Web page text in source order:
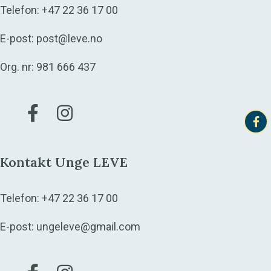
Telefon: +47 22 36 17 00
E-post: post@leve.no
Org. nr: 981 666 437
Gå til vår Facebook
Gå til vår Instagram
Kontakt Unge LEVE
Telefon: +47 22 36 17 00
E-post: ungeleve@gmail.com
Gå til vår Facebook
Gå til vår Instagram